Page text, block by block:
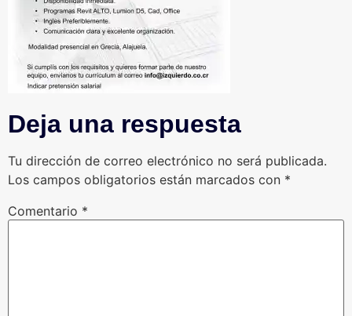
Deja una respuesta
Tu dirección de correo electrónico no será publicada.
Los campos obligatorios están marcados con *
Comentario *